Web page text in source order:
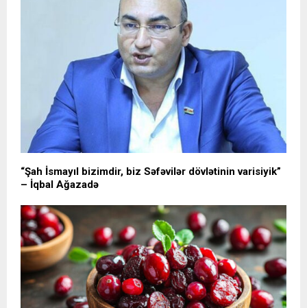
“Şah İsmayıl bizimdir, biz Səfəvilər dövlətinin varisiyik”
– İqbal Ağazadə